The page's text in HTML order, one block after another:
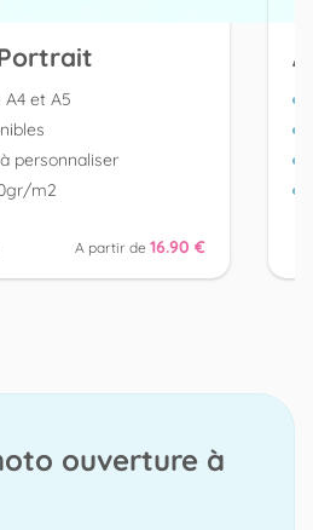
et A5
personnaliser
m2
A partir de 16.90 €
ouverture à